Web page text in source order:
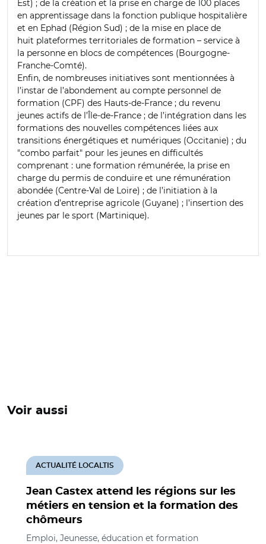
Est) ; de la création et la prise en charge de 100 places
en apprentissage dans la fonction publique hospitalière
et en Ephad (Région Sud) ; de la mise en place de
huit plateformes territoriales de formation – service à
la personne en blocs de compétences (Bourgogne-
Franche-Comté).
Enfin, de nombreuses initiatives sont mentionnées à
l’instar de l’abondement au compte personnel de
formation (CPF) des Hauts-de-France ; du revenu
jeunes actifs de l’Île-de-France ; de l’intégration dans les
formations des nouvelles compétences liées aux
transitions énergétiques et numériques (Occitanie) ; du
"combo parfait" pour les jeunes en difficultés
comprenant : une formation rémunérée, la prise en
charge du permis de conduire et une rémunération
abondée (Centre-Val de Loire) ; de l’initiation à la
création d’entreprise agricole (Guyane) ; l’insertion des
jeunes par le sport (Martinique).
Voir aussi
Jean Castex attend les régions sur les
métiers en tension et la formation des
chômeurs
ACTUALITÉ LOCALTIS
Emploi, Jeunesse, éducation et formation